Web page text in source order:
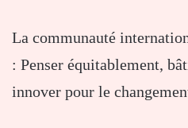
La communauté
: Penser équitablement,
innover pour le